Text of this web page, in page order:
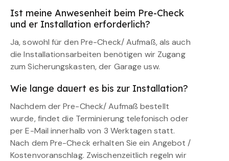
Ist meine Anwesenheit beim Pre-Check
und er Installation erforderlich?
Ja, sowohl für den Pre-Check/ Aufmaß, als auch
die Installationsarbeiten benötigen wir Zugang
zum Sicherungskasten, der Garage usw.
Wie lange dauert es bis zur Installation?
Nachdem der Pre-Check/ Aufmaß bestellt
wurde, findet die Terminierung telefonisch oder
per E-Mail innerhalb von 3 Werktagen statt.
Nach dem Pre-Check erhalten Sie ein Angebot /
Kostenvoranschlag. Zwischenzeitlich regeln wir